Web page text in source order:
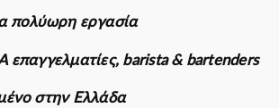
πολύωρη εργασία
επαγγελματίες, barista & bartenders
στην Ελλάδα